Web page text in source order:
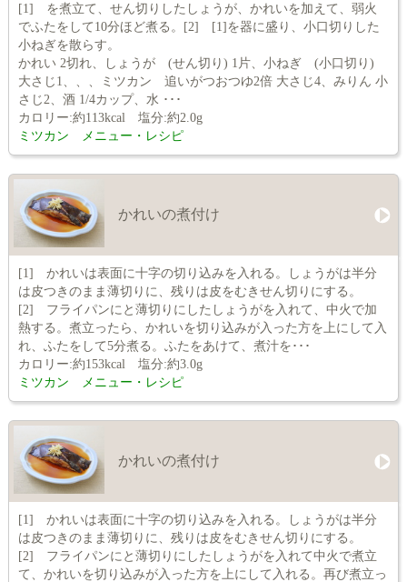
[1] を煮立て、せん切りしたしょうが、かれいを加えて、弱火
でふたをして10分ほど煮る。[2] [1]を器に盛り、小口切りした
小ねぎを散らす。
かれい 2切れ、しょうが (せん切り) 1片、小ねぎ (小口切り)
大さじ1、、、ミツカン 追いがつおつゆ2倍 大さじ4、みりん 小
さじ2、酒 1/4カップ、水 ･･･
カロリー:約113kcal 塩分:約2.0g
ミツカン メニュー・レシピ
かれいの煮付け
[1] かれいは表面に十字の切り込みを入れる。しょうがは半分
は皮つきのまま薄切りに、残りは皮をむきせん切りにする。
[2] フライパンにと薄切りにしたしょうがを入れて、中火で加
熱する。煮立ったら、かれいを切り込みが入った方を上にして入
れ、ふたをして5分煮る。ふたをあけて、煮汁を･･･
カロリー:約153kcal 塩分:約3.0g
ミツカン メニュー・レシピ
かれいの煮付け
[1] かれいは表面に十字の切り込みを入れる。しょうがは半分
は皮つきのまま薄切りに、残りは皮をむきせん切りにする。
[2] フライパンにと薄切りにしたしょうがを入れて中火で煮立
て、かれいを切り込みが入った方を上にして入れる。再び煮立っ